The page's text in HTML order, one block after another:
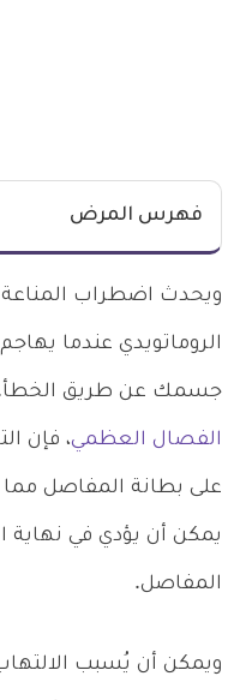
فهرس المرض
ويحدث اضطراب المناعة
الروماتويدي عندما
جسمك عن طريق الخطأ.
الفصال العظمي، فإن
على بطانة المفاصل مما
يمكن أن يؤدي في نهاية
المفاصل.
ويمكن أن يُسبب